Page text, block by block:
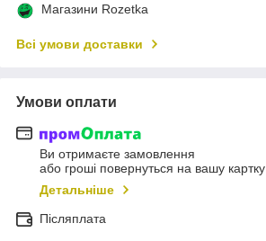
Магазини Rozetka
Всі умови доставки
Умови оплати
Ви отримаєте замовлення
або гроші повернуться на вашу картку
Детальніше
Післяплата